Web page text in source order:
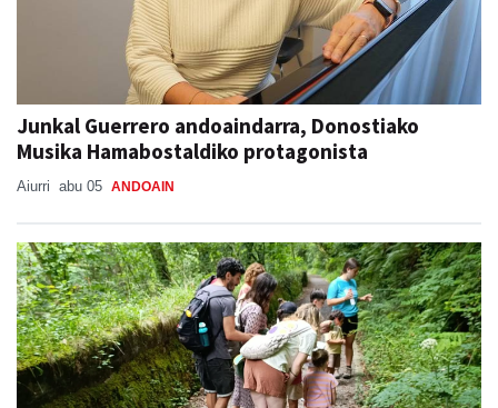
Junkal Guerrero andoaindarra, Donostiako
Musika Hamabostaldiko protagonista
Aiurri abu 05 ANDOAIN